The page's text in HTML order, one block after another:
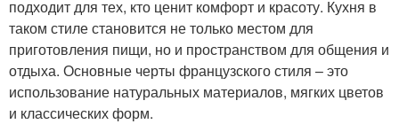
подходит для тех, кто ценит комфорт и красоту. Кухня в
таком стиле становится не только местом для
приготовления пищи, но и пространством для общения и
отдыха. Основные черты французского стиля – это
использование натуральных материалов, мягких цветов
и классических форм.